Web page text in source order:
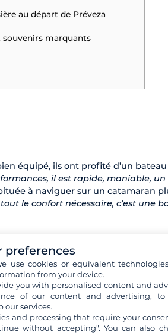
au départ de Préveza
marquants
équipé, ils ont profité d’un
il est rapide, maniable,
à naviguer sur un catamaran
le confort nécessaire, c’est une
preferences
use cookies or equivalent
from your device.
you with personalised content and
of our content and advertising,
our services.
and processing that require your
without accepting". You can also